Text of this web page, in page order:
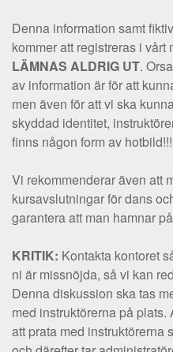
Denna information samt
kommer att registreras i vårt
LÄMNAS ALDRIG UT.
av information är för att
men även för att vi ska
skyddad identitet,
finns någon form av hotbild!!!
Vi rekommenderar även att
kursavslutningar för dans
garantera att man hamnar
KRITIK: Kontakta kontoret
ni är missnöjda, så vi kan
Denna diskussion ska tas
med instruktörerna på
att prata med instruktörerna